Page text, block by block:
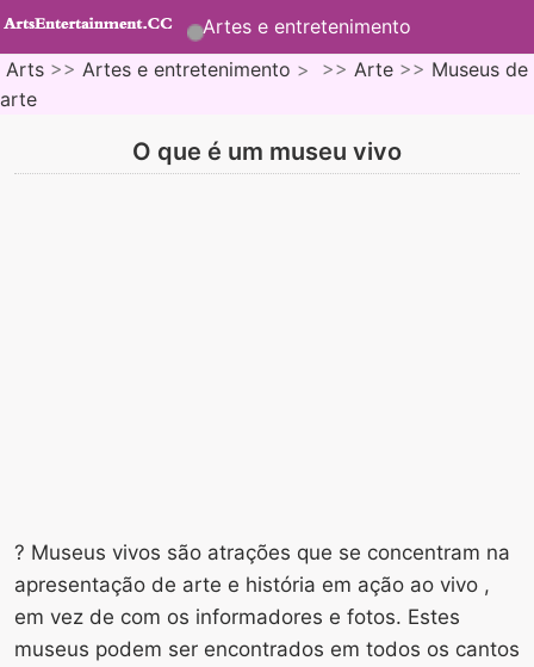
Artes e entretenimento
Arts >> Artes e entretenimento > >> Arte >> Museus de
arte
O que é um museu vivo
? Museus vivos são atrações que se concentram na
apresentação de arte e história em ação ao vivo ,
em vez de com os informadores e fotos. Estes
museus podem ser encontrados em todos os cantos